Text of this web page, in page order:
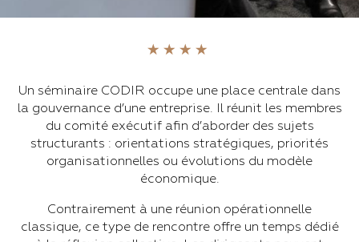
Un séminaire CODIR occupe une place centrale dans
la gouvernance d’une entreprise. Il réunit les membres
du comité exécutif afin d’aborder des sujets
structurants : orientations stratégiques, priorités
organisationnelles ou évolutions du modèle
économique.
Contrairement à une réunion opérationnelle
classique, ce type de rencontre offre un temps dédié